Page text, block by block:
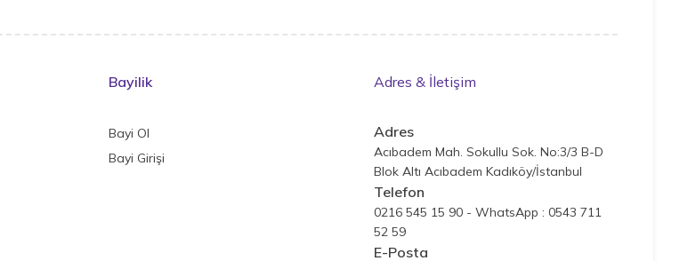
Adres & İletişim
Adres
Acıbadem Mah. Sokullu Sok. No:3/3 B-D
Blok Altı Acıbadem Kadıköy/İstanbul
Telefon
0216 545 15 90 - WhatsApp : 0543 711
52 59
E-Posta
Bayilik
Bayi Ol
Bayi Girişi